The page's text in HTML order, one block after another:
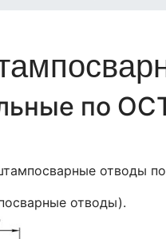
по
отводы
отводы).